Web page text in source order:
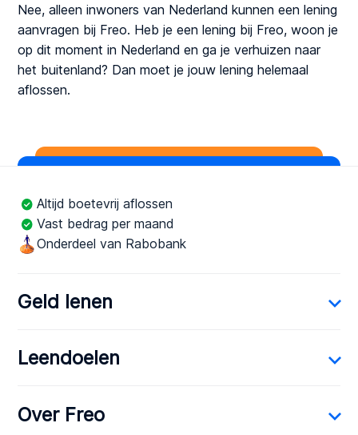
Nee, alleen inwoners van Nederland kunnen een lening
aanvragen bij Freo. Heb je een lening bij Freo, woon je
op dit moment in Nederland en ga je verhuizen naar
het buitenland? Dan moet je jouw lening helemaal
aflossen.
Altijd boetevrij aflossen
Vast bedrag per maand
Onderdeel van Rabobank
Geld lenen
Leendoelen
Over Freo